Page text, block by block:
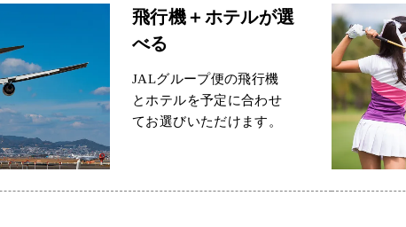
飛行機＋ホテルが選
べる
JALグループ便の飛行機
とホテルを予定に合わせ
てお選びいただけます。